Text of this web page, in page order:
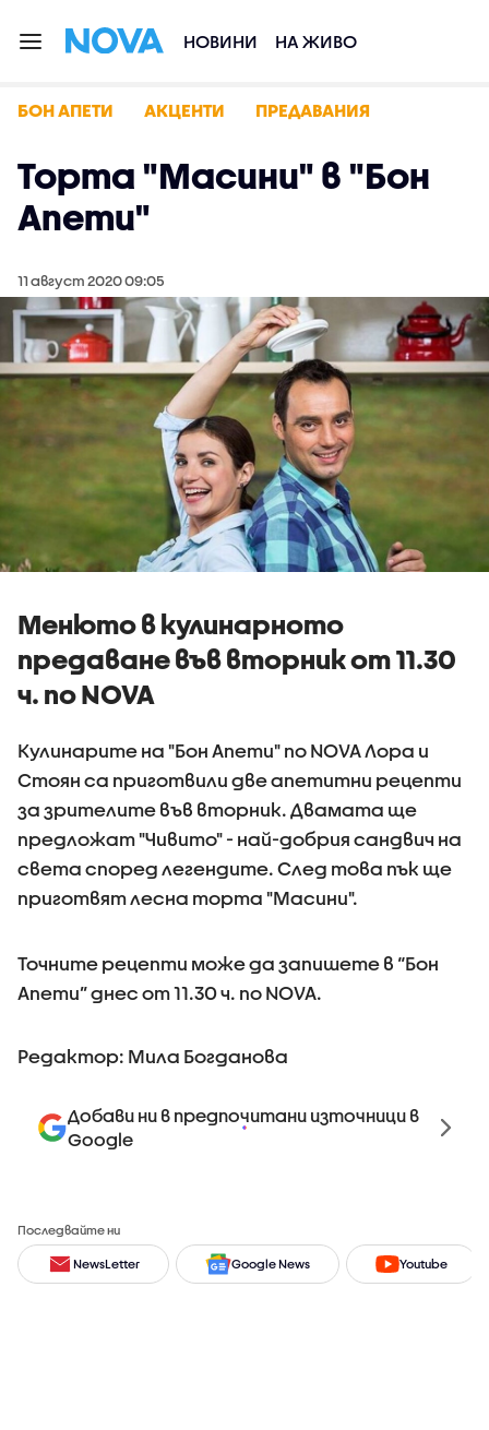
НОВИНИ НА ЖИВО
БОН АПЕТИ АКЦЕНТИ ПРЕДАВАНИЯ
Торта "Масини" в "Бон
Апети"
11 август 2020 09:05
Менюто в кулинарното
предаване във вторник от 11.30
ч. по NOVA
Кулинарите на "Бон Апети" по NOVA Лора и
Стоян са приготвили две апетитни рецепти
за зрителите във вторник. Двамата ще
предложат "Чивито" - най-добрия сандвич на
света според легендите. След това пък ще
приготвят лесна торта "Масини".
Точните рецепти може да запишете в “Бон
Апети” днес от 11.30 ч. по NOVA.
Редактор: Мила Богданова
Добави ни в предпочитани източници в
Google
Последвайте ни
NewsLetter Google News Youtube